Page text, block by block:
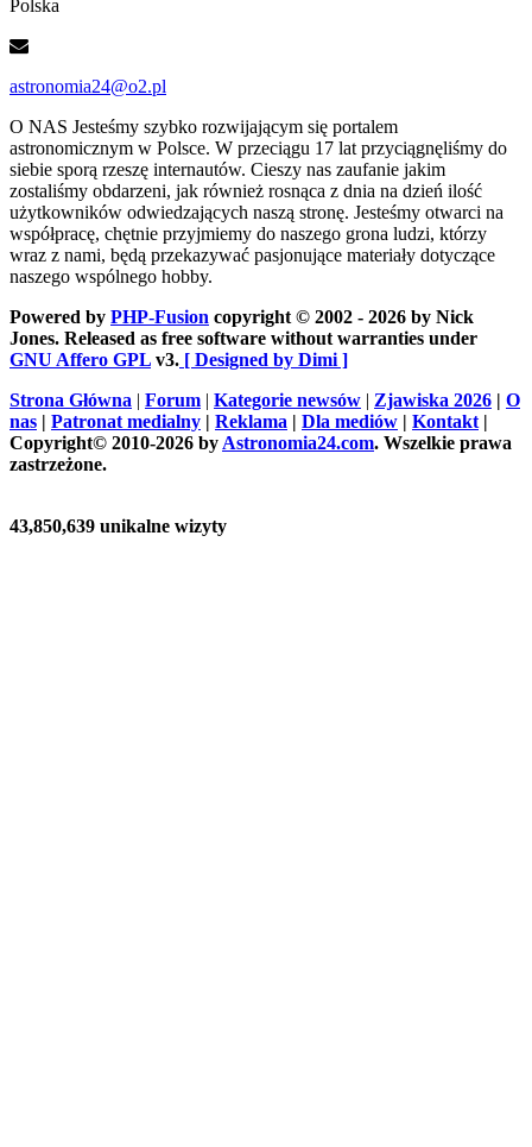
Polska
astronomia24@o2.pl
O NAS Jesteśmy szybko rozwijającym się portalem
astronomicznym w Polsce. W przeciągu 17 lat przyciągnęliśmy do
siebie sporą rzeszę internautów. Cieszy nas zaufanie jakim
zostaliśmy obdarzeni, jak również rosnąca z dnia na dzień ilość
użytkowników odwiedzających naszą stronę. Jesteśmy otwarci na
współpracę, chętnie przyjmiemy do naszego grona ludzi, którzy
wraz z nami, będą przekazywać pasjonujące materiały dotyczące
naszego wspólnego hobby.
Powered by PHP-Fusion copyright © 2002 - 2026 by Nick
Jones. Released as free software without warranties under
GNU Affero GPL v3. [ Designed by Dimi ]
Strona Główna | Forum | Kategorie newsów | Zjawiska 2026 | O
nas | Patronat medialny | Reklama | Dla mediów | Kontakt |
Copyright© 2010-2026 by Astronomia24.com. Wszelkie prawa
zastrzeżone.
43,850,639 unikalne wizyty